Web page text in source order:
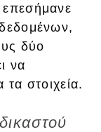
δύο
να
στοιχεία.